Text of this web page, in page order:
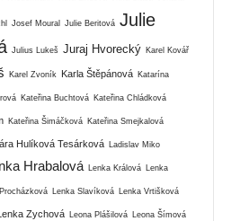
Josef Moural Julie Beritová Julie
Julius Lukeš Juraj Hvorecký Karel Kovář
Karel Zvoník Karla Štěpánová Katarína
Kateřina Buchtová Kateřina Chládková
Kateřina Šimáčková Kateřina Smejkalová
Hulíková Tesárková Ladislav Miko
Hrabalová Lenka Králová Lenka
Lenka Slavíková Lenka Vrtišková
Zychová Leona Plášilová Leona Šímová